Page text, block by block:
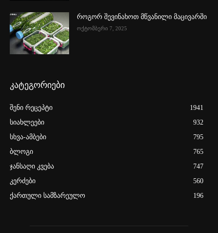
როგორ შევინახოთ მწვანილი მაცივარში
ოქტომბერი 7, 2025
კატეგორიები
შენი რეცეპტი
1941
სიახლეები
932
სხვა-ამბები
795
ბლოგი
765
ჯანსაღი კვება
747
კერძები
560
ქართული სამზარეულო
196